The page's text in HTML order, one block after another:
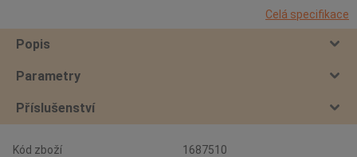
Celá specifikace
Popis
Parametry
Příslušenství
Kód zboží
1687510